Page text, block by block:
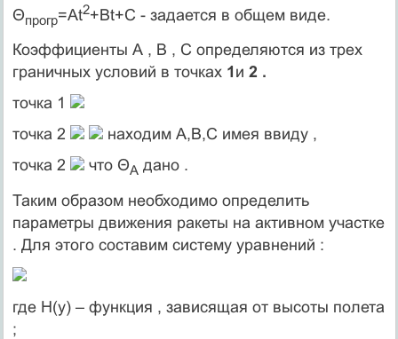
Θпрогр=At2+Bt+C - задается в общем виде.
Коэффициенты А , В , С определяются из трех
граничных условий в точках 1 и 2 .
точка 1
точка 2
находим А,В,С имея ввиду ,
точка 2
что ΘА дано .
Таким образом необходимо определить
параметры движения ракеты на активном участке
. Для этого составим систему уравнений :
где Н(у) – функция , зависящая от высоты полета
;